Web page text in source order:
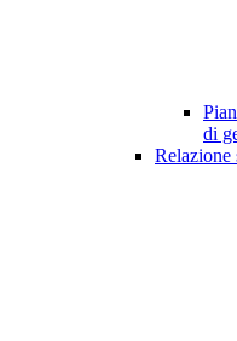
di
Relazione